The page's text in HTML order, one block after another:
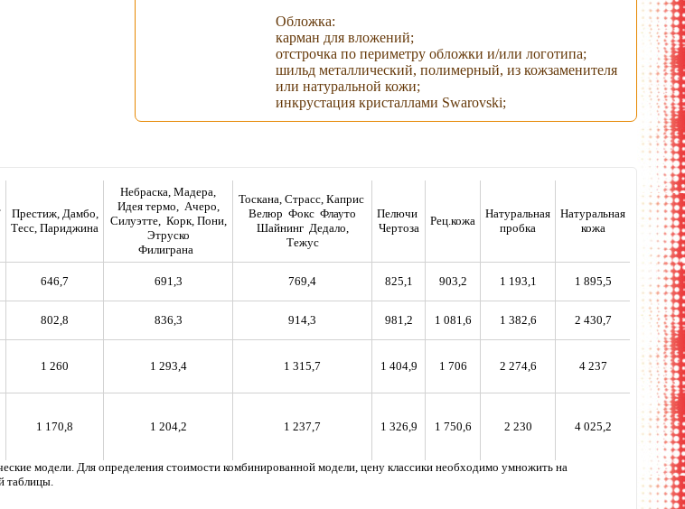
Обложка:
карман для вложений;
отстрочка по периметру обложки и/или логотипа;
шильд металлический, полимерный, из кожзаменителя
или натуральной кожи;
инкрустация кристаллами Swarovski;
Престиж, Дамбо,
Тесс, Париджина
Небраска, Мадера,
Идея термо, Ачеро,
Силуэтте, Корк, Пони,
Этруско
Филиграна
Тоскана, Страсс, Каприс
Велюр Фокс Флауто
Шайнинг Дедало,
Тежус
Пелючи
Чертоза
Рец.кожа
Натуральная
пробка
Натуральная
кожа
646,7 691,3 769,4 825,1 903,2 1 193,1 1 895,5
802,8 836,3 914,3 981,2 1 081,6 1 382,6 2 430,7
1 260 1 293,4 1 315,7 1 404,9 1 706 2 274,6 4 237
1 170,8 1 204,2 1 237,7 1 326,9 1 750,6 2 230 4 025,2
модели. Для определения стоимости комбинированной модели, цену классики необходимо умножить на
таблицы.